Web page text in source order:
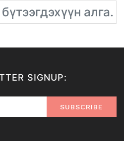
алга.
SIGNUP:
SUBSCRIBE